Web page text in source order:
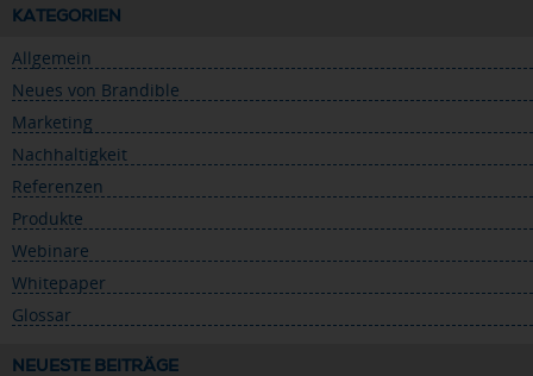
KATEGORIEN
Allgemein
Neues von Brandible
Marketing
Nachhaltigkeit
Referenzen
Produkte
Webinare
Whitepaper
Glossar
NEUESTE BEITRÄGE